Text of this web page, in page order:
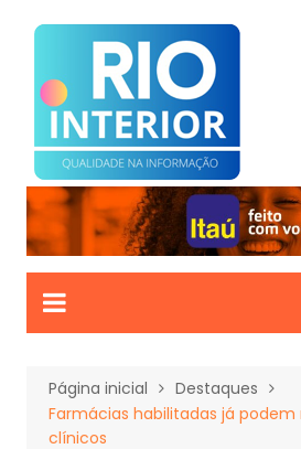
para
conteúdo
Página inicial
Destaques
Farmácias habilitadas já podem
clínicos